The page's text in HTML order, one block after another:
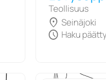
Teollisuus
location_on Seinäjoki
schedule Haku